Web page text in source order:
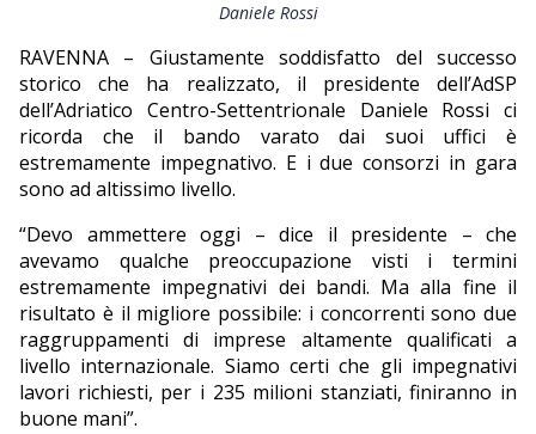
Daniele Rossi
RAVENNA – Giustamente soddisfatto del successo
storico che ha realizzato, il presidente dell’AdSP
dell’Adriatico Centro-Settentrionale Daniele Rossi ci
ricorda che il bando varato dai suoi uffici è
estremamente impegnativo. E i due consorzi in gara
sono ad altissimo livello.
“Devo ammettere oggi – dice il presidente – che
avevamo qualche preoccupazione visti i termini
estremamente impegnativi dei bandi. Ma alla fine il
risultato è il migliore possibile: i concorrenti sono due
raggruppamenti di imprese altamente qualificati a
livello internazionale. Siamo certi che gli impegnativi
lavori richiesti, per i 235 milioni stanziati, finiranno in
buone mani”.